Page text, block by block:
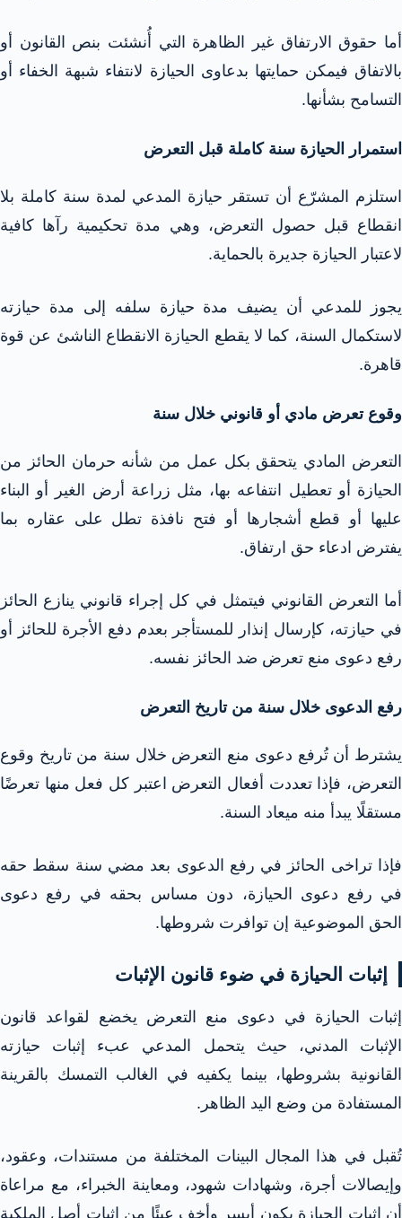
أما حقوق الارتفاق غير الظاهرة التي أُنشئت بنص القانون أو
بالاتفاق فيمكن حمايتها بدعاوى الحيازة لانتفاء شبهة الخفاء أو
التسامح بشأنها.​
استمرار الحيازة سنة كاملة قبل التعرض​
استلزم المشرّع أن تستقر حيازة المدعي لمدة سنة كاملة بلا
انقطاع قبل حصول التعرض، وهي مدة تحكيمية رآها كافية
لاعتبار الحيازة جديرة بالحماية.​
يجوز للمدعي أن يضيف مدة حيازة سلفه إلى مدة حيازته
لاستكمال السنة، كما لا يقطع الحيازة الانقطاع الناشئ عن قوة
قاهرة.​
وقوع تعرض مادي أو قانوني خلال سنة​
التعرض المادي يتحقق بكل عمل من شأنه حرمان الحائز من
الحيازة أو تعطيل انتفاعه بها، مثل زراعة أرض الغير أو البناء
عليها أو قطع أشجارها أو فتح نافذة تطل على عقاره بما
يفترض ادعاء حق ارتفاق.​
أما التعرض القانوني فيتمثل في كل إجراء قانوني ينازع الحائز
في حيازته، كإرسال إنذار للمستأجر بعدم دفع الأجرة للحائز أو
رفع دعوى منع تعرض ضد الحائز نفسه.​
رفع الدعوى خلال سنة من تاريخ التعرض​
يشترط أن تُرفع دعوى منع التعرض خلال سنة من تاريخ وقوع
التعرض، فإذا تعددت أفعال التعرض اعتبر كل فعل منها تعرضًا
مستقلًا يبدأ منه ميعاد السنة.​
فإذا تراخى الحائز في رفع الدعوى بعد مضي سنة سقط حقه
في رفع دعوى الحيازة، دون مساس بحقه في رفع دعوى
الحق الموضوعية إن توافرت شروطها.​
إثبات الحيازة في ضوء قانون الإثبات
إثبات الحيازة في دعوى منع التعرض يخضع لقواعد قانون
الإثبات المدني، حيث يتحمل المدعي عبء إثبات حيازته
القانونية بشروطها، بينما يكفيه في الغالب التمسك بالقرينة
المستفادة من وضع اليد الظاهر.​​
تُقبل في هذا المجال البينات المختلفة من مستندات، وعقود،
وإيصالات أجرة، وشهادات شهود، ومعاينة الخبراء، مع مراعاة
أن إثبات الحيازة يكون أيسر وأخف عبئًا من إثبات أصل الملكية